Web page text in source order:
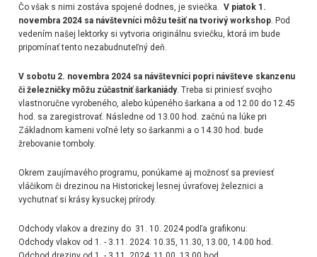
Čo však s nimi zostáva spojené dodnes, je sviečka. V piatok 1.
novembra 2024 sa návštevníci môžu tešiť na tvorivý workshop. Pod
vedením našej lektorky si vytvoria originálnu sviečku, ktorá im bude
pripomínať tento nezabudnuteľný deň.
V sobotu 2. novembra 2024 sa návštevníci popri návšteve skanzenu
či železničky môžu zúčastniť šarkaniády. Treba si priniesť svojho
vlastnoručne vyrobeného, alebo kúpeného šarkana a od 12.00 do 12.45
hod. sa zaregistrovať. Následne od 13.00 hod. začnú na lúke pri
Základnom kameni voľné lety so šarkanmi a o 14.30 hod. bude
žrebovanie tomboly.
Okrem zaujímavého programu, ponúkame aj možnosť sa previesť
vláčikom či drezinou na Historickej lesnej úvraťovej železnici a
vychutnať si krásy kysuckej prírody.
Odchody vlakov a dreziny do 31. 10. 2024 podľa grafikonu:
Odchody vlakov od 1. - 3.11. 2024: 10.35, 11.30, 13.00, 14.00 hod.